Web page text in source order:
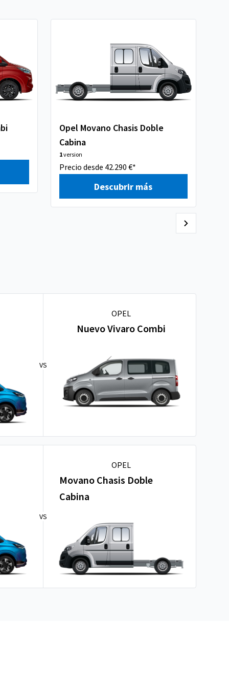
Opel Movano Chasis Doble
Cabina
1version
Precio desde 42.290 €*
Descubrir más
VS
OPEL
Nuevo Vivaro Combi
VS
OPEL
Movano Chasis Doble
Cabina